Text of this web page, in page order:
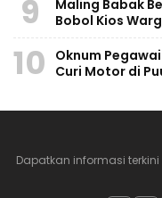
9
Maling Babak
Bobol Kios
10
Oknum
Curi Motor di
Dapatkan informasi